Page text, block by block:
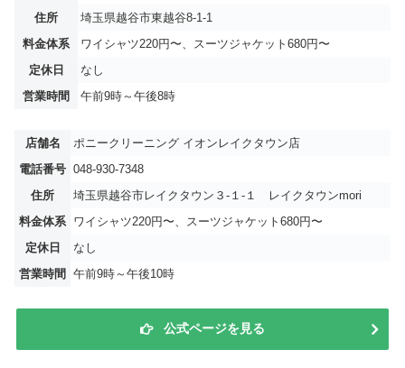
住所
埼玉県越谷市東越谷8-1-1
料金体系
ワイシャツ220円〜、スーツジャケット680円〜
定休日
なし
営業時間
午前9時～午後8時
店舗名
ポニークリーニング イオンレイクタウン店
電話番号 048-930-7348
住所
埼玉県越谷市レイクタウン３-１-１ レイクタウンmori
料金体系 ワイシャツ220円〜、スーツジャケット680円〜
定休日
なし
営業時間
午前9時～午後10時
公式ページを見る